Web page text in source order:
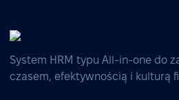
System HRM typu All-in-one do
czasem, efektywnością i kulturą